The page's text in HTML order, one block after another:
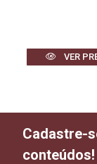
VER
Cadastre-
conteúdos!